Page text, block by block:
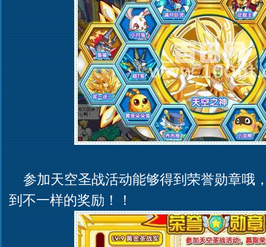
参加天空圣战活动能够得到荣誉勋章哦
到不一样的奖励！！